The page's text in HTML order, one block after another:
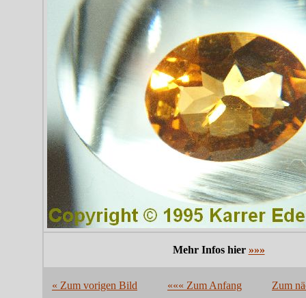
Mehr Infos hier »»»
« Zum vorigen Bild ««« Zum Anfang Zum